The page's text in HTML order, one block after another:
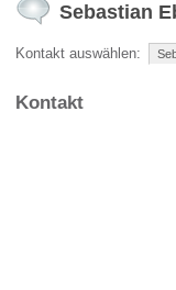
Sebastian
Kontakt auswählen:
Kontakt